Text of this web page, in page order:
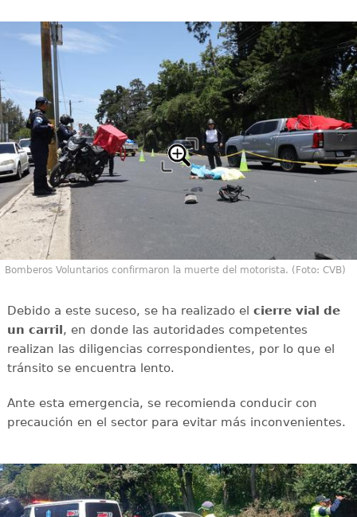
Bomberos Voluntarios confirmaron la muerte del motorista. (Foto: CVB)
Debido a este suceso, se ha realizado el cierre vial de
un carril, en donde las autoridades competentes
realizan las diligencias correspondientes, por lo que el
tránsito se encuentra lento.
Ante esta emergencia, se recomienda conducir con
precaución en el sector para evitar más inconvenientes.